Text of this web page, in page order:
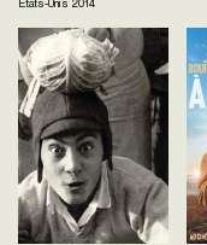
Etats-Unis 2014